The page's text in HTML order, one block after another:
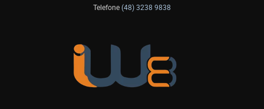
Telefone (48) 3238 9838